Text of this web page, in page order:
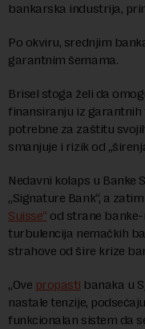
bankarska industrija,
Po okviru, srednjim
garantnim šemama.
Brisel stoga želi da
finansiranju iz garantnih
potrebne za zaštitu
smanjuje i rizik od
Nedavni kolaps u Banke
„Signature Bank“, a
Suisse“ od strane banke-
turbulencija nemačkih
strahove od šire krize
„Ove propasti banaka u
nastale tenzije,
funkcionalan sistem da